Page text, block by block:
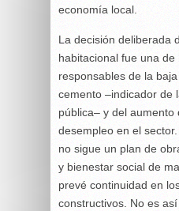
economía local.
La decisión deliberada
habitacional fue una de
responsables de la
cemento –indicador de
pública– y del aumento
desempleo en el
no sigue un plan de
y bienestar social de
prevé continuidad en
constructivos. No es